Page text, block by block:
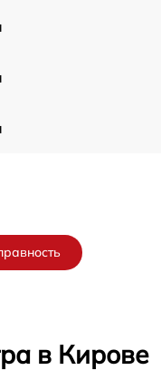
в Кирове